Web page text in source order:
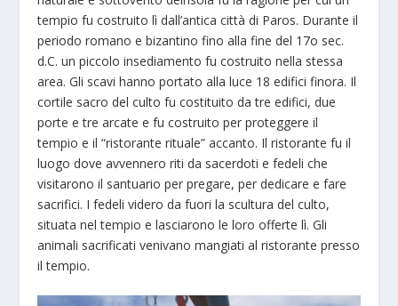
tempio fu costruito lì dall’antica città di Paros. Durante il
periodo romano e bizantino fino alla fine del 17o sec.
d.C. un piccolo insediamento fu costruito nella stessa
area. Gli scavi hanno portato alla luce 18 edifici finora. Il
cortile sacro del culto fu costituito da tre edifici, due
porte e tre arcate e fu costruito per proteggere il
tempio e il “ristorante rituale” accanto. Il ristorante fu il
luogo dove avvennero riti da sacerdoti e fedeli che
visitarono il santuario per pregare, per dedicare e fare
sacrifici. I fedeli videro da fuori la scultura del culto,
situata nel tempio e lasciarono le loro offerte lì. Gli
animali sacrificati venivano mangiati al ristorante presso
il tempio.